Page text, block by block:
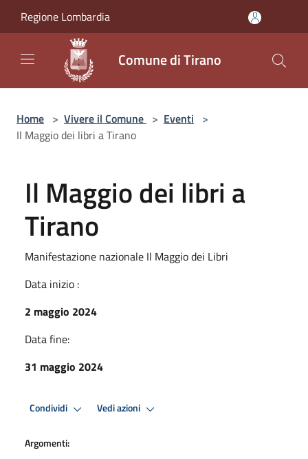
Regione Lombardia
Comune di Tirano
Home > Vivere il Comune > Eventi >
Il Maggio dei libri a Tirano
Il Maggio dei libri a
Tirano
Manifestazione nazionale Il Maggio dei Libri
Data inizio :
2 maggio 2024
Data fine:
31 maggio 2024
Condividi Vedi azioni
Argomenti: